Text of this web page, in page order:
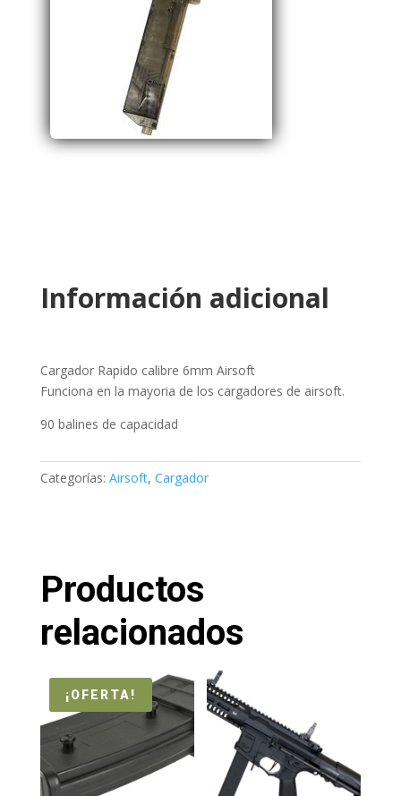
Información adicional
Cargador Rapido calibre 6mm Airsoft
Funciona en la mayoria de los cargadores de airsoft.
90 balines de capacidad
Categorías: Airsoft, Cargador
Productos
relacionados
¡OFERTA!